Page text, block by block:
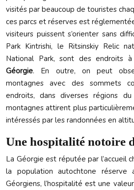
visités par beaucoup de touristes
ces parcs et réserves est
visiteurs puissent s’orienter sans
Park Kintrishi, le Ritsinskiy Relic
National Park, sont des endroits
Géorgie. En outre, on peut
montagnes avec des sommets
endroits, dans diverses régions
montagnes attirent plus
intéressés par les randonnées en
Une hospitalité notoire
La Géorgie est réputée par l’accueil
la population autochtone réserve
Géorgiens, l’hospitalité est une